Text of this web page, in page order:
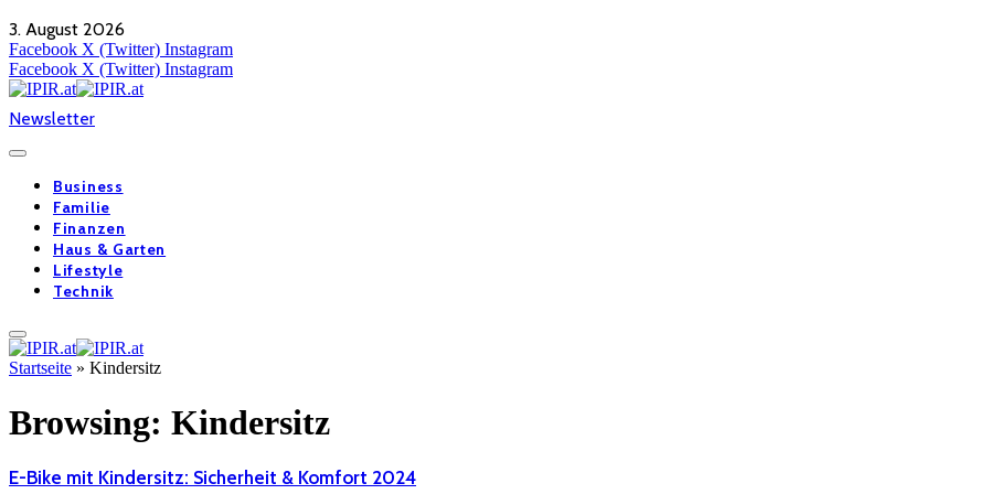
3. August 2026
Facebook X (Twitter) Instagram
Facebook X (Twitter) Instagram
Newsletter
Business
Familie
Finanzen
Haus & Garten
Lifestyle
Technik
Startseite » Kindersitz
Browsing: Kindersitz
E-Bike mit Kindersitz: Sicherheit & Komfort 2024